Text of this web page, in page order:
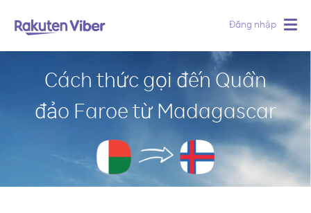
Đăng nhập
Cách thức gọi đến Quần
đảo Faroe từ Madagascar